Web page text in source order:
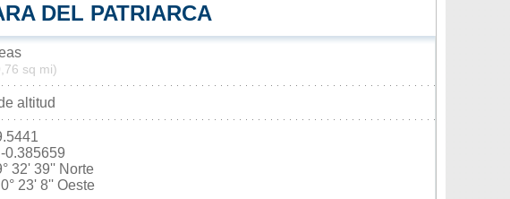
DEL PATRIARCA
sq mi)
altitud
-0.385659
32' 39'' Norte
0° 23' 8'' Oeste